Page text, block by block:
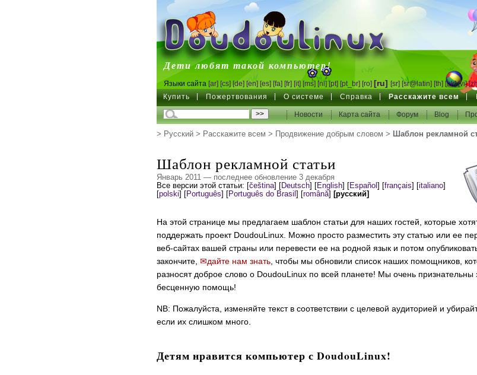
DoudouLinux
Дети любят такой компьютер!
Языки сайта [ar] [cs] [de] [en] [es] [fa] [fr] [it] [ms] [nl] [pt] [pt_br] [ro] [ru] [sr] [sr@latin] [th] [uk] [vi]
Купить Пожертвования О системе Справка Расскажите всем
Новости Карта сайта Форум Blog
> Русский> Расскажите всем > Продвижение добрым словом > Шаблон рекламной
Шаблон рекламной статьи
Январь 2011 — последнее обновление 3 декабря
Все версии этой статьи:
čeština] Deutsch] English] Español français italiano]
polski Português Português do Brasil română] [русский]
На этой странице мы предлагаем шаблон статьи для наших гостей, которые
поддержать проект DoudouLinux. Можно просто разместить эту статью или ее
веб-сайтах вашей страны или перевести ее на родной язык и потом
закончите,
дайте нам знать, чтобы мы обновили список наших помощников,
разносят доброе слово о DoudouLinux по всей планете! Мы очень признательны
бесценную помощь!
NB: Пожалуйста, изменяйте текст в соответствии с целевой аудиторией и
если их слишком много.
Детям нравится компьютер с DoudouLinux!